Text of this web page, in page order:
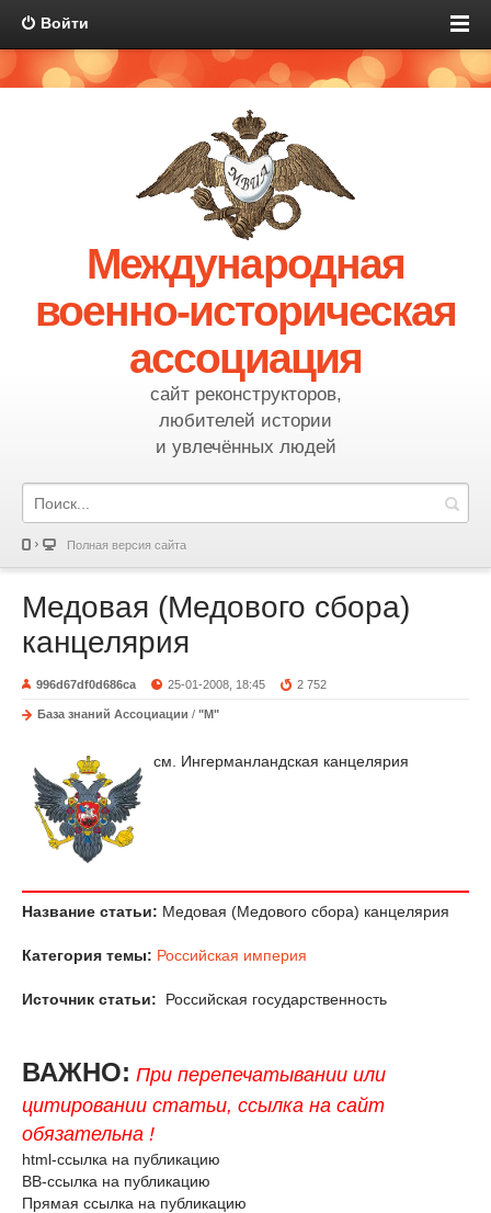
Войти
Международная
военно-историческая
ассоциация
сайт реконструкторов,
любителей истории
и увлечённых людей
Полная версия сайта
Медовая (Медового сбора)
канцелярия
996d67df0d686ca 25-01-2008, 18:45 2 752
База знаний Ассоциации / "М"
см. Ингерманландская канцелярия
Название статьи: Медовая (Медового сбора) канцелярия
Категория темы: Российская империя
Источник статьи: Российская государственность
ВАЖНО: При перепечатывании или
цитировании статьи, ссылка на сайт
обязательна !
html-ссылка на публикацию
BB-ссылка на публикацию
Прямая ссылка на публикацию